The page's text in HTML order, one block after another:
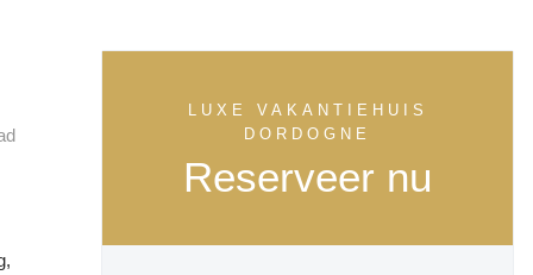
LUXE VAKANTIEHUIS
DORDOGNE
Reserveer nu